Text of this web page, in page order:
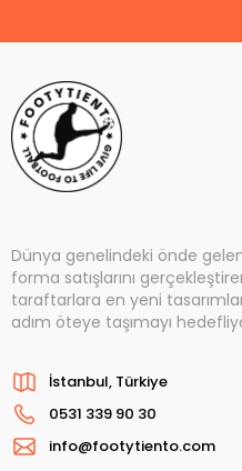
Dünya genelindeki önde
forma satışlarını
taraftarlara en yeni
adım öteye taşımayı
İstanbul, Türkiye
0531 339 90 30
info@footytiento.com